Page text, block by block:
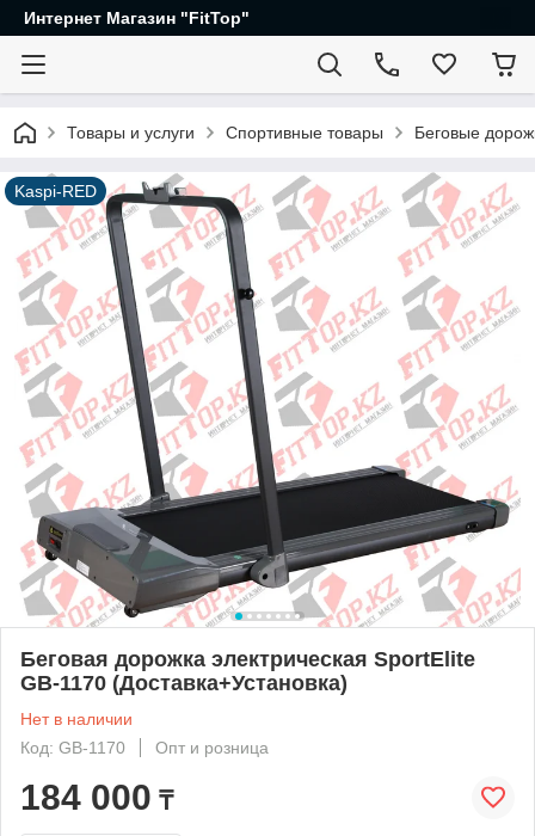
Интернет Магазин "FitTop"
Товары и услуги Спортивные товары Беговые
Kaspi-RED
Беговая дорожка электрическая SportElite
GB-1170 (Доставка+Установка)
Нет в наличии
Код: GB-1170
Опт и розница
184 000 ₸